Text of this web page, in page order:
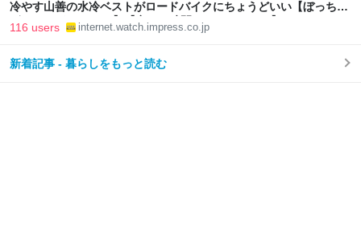
冷やす山善の水冷ベストがロードバイクにちょうどいい【ぼっち・
ざ・ろーど！その14】【空いた時間でなにしてる？】
116 users internet.watch.impress.co.jp
新着記事 - 暮らしをもっと読む